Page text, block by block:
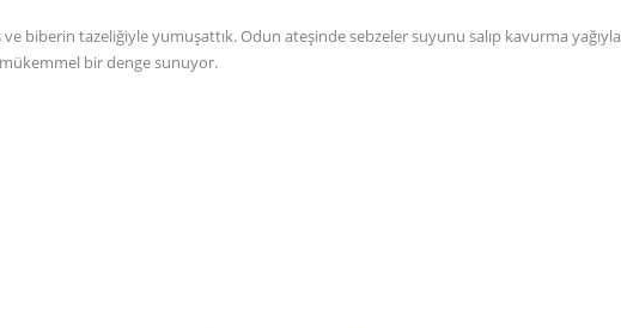
ve biberin tazeliğiyle yumuşattık. Odun ateşinde sebzeler suyunu salıp kavurma
mükemmel bir denge sunuyor.